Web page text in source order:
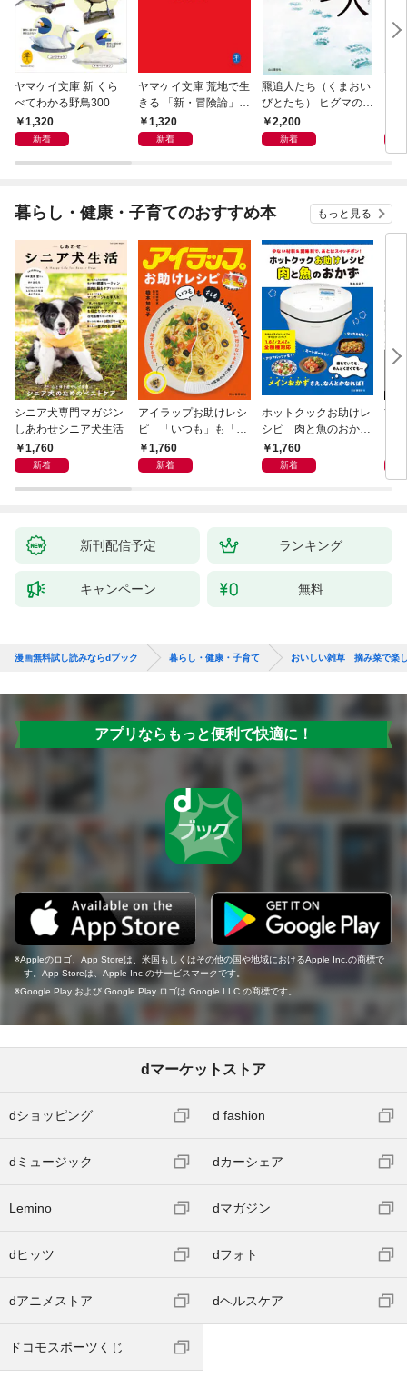
ヤマケイ文庫 新 くら
べてわかる野鳥300
1,320
新着
ヤマケイ文庫 荒地で生
きる 「新・冒険論」改
訂1,320
新着
羆追人たち（くまおい
びとたち） ヒグマの虜
になった10人
2,200
新着
暮らし・健康・子育てのおすすめ本 もっと見る
シニア犬専門マガジン
しあわせシニア犬生活
1,760
新着
アイラップお助けレシ
ピ 「いつも」も「も
しも」もおいしい！
1,760
新着
ホットクックお助けレ
シピ 肉と魚のおか
ず 少ない材料＆調味
料で、あとはスイッチ
1,760
新着
首
リ
昇
新刊配信予定 ランキング
キャンペーン 無料
漫画無料試し読みならdブック 暮らし・健康・子育て おいしい雑草 摘み菜で楽
アプリならもっと便利で快適に！
Appleのロゴ、App Storeは、米国もしくはその他の国や地域におけるApple Inc.の商標で
す。App Storeは、Apple Inc.のサービスマークです。
Google Play および Google Play ロゴは Google LLC の商標です。
dマーケットストア
dショッピング d fashion
dミュージック dカーシェア
Lemino dマガジン
dヒッツ dフォト
dアニメストア dヘルスケア
ドコモスポーツくじ